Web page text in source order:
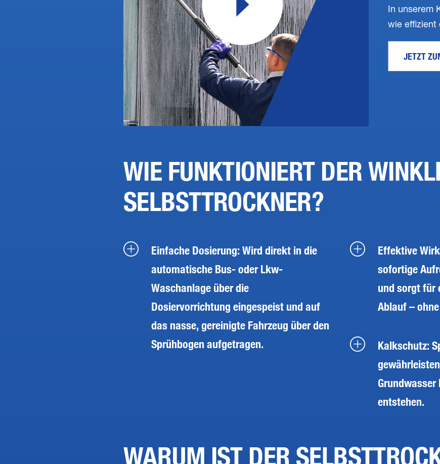
In unserem
wie effizient
JETZT
WIE FUNKTIONIERT DER
SELBSTTROCKNER?
Einfache Dosierung: Wird direkt in die
automatische Bus- oder Lkw-
Waschanlage über die
Dosiervorrichtung eingespeist und auf
das nasse, gereinigte Fahrzeug über den
Sprühbogen aufgetragen.
Effektive
sofortige
und sorgt für
Ablauf –
Kalkschutz:
Grundwasser
entstehen.
WARUM IST DER